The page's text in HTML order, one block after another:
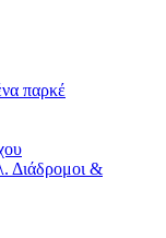
παρκέ
Διάδρομοι &